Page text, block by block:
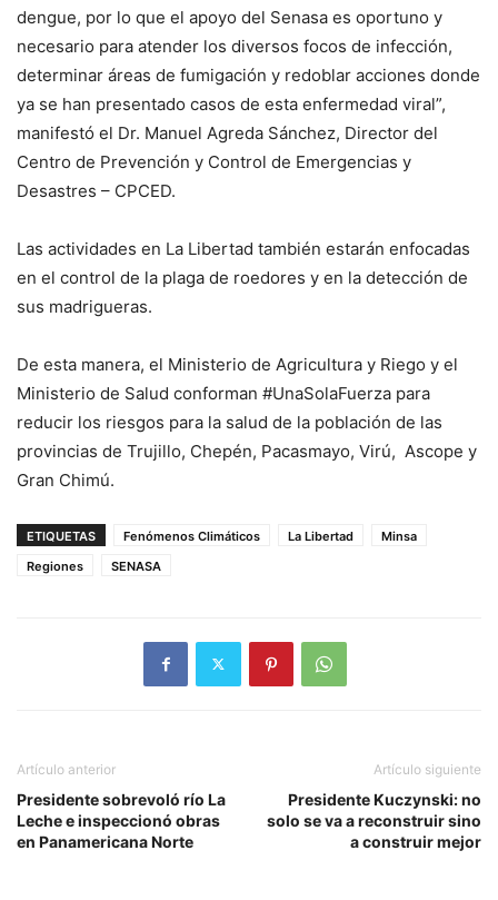
dengue, por lo que el apoyo del Senasa es oportuno y
necesario para atender los diversos focos de infección,
determinar áreas de fumigación y redoblar acciones donde
ya se han presentado casos de esta enfermedad viral”,
manifestó el Dr. Manuel Agreda Sánchez, Director del
Centro de Prevención y Control de Emergencias y
Desastres – CPCED.
Las actividades en La Libertad también estarán enfocadas
en el control de la plaga de roedores y en la detección de
sus madrigueras.
De esta manera, el Ministerio de Agricultura y Riego y el
Ministerio de Salud conforman #UnaSolaFuerza para
reducir los riesgos para la salud de la población de las
provincias de Trujillo, Chepén, Pacasmayo, Virú, Ascope y
Gran Chimú.
ETIQUETAS Fenómenos Climáticos La Libertad
Minsa
Regiones
SENASA
Artículo anterior
Presidente sobrevoló río La
Leche e inspeccionó obras
en Panamericana Norte
Artículo siguiente
Presidente Kuczynski: no
solo se va a reconstruir sino
a construir mejor